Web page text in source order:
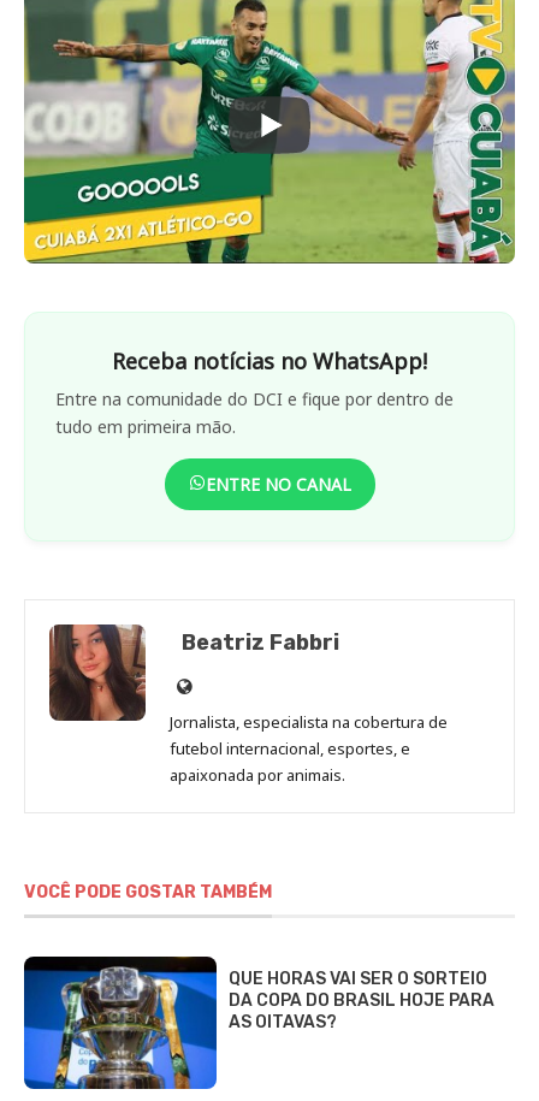
Receba notícias no WhatsApp!
Entre na comunidade do DCI e fique por dentro de
tudo em primeira mão.
ENTRE NO CANAL
Beatriz Fabbri
Site
de
Beatriz
Fabbri
Jornalista, especialista na cobertura de
futebol internacional, esportes, e
apaixonada por animais.
VOCÊ PODE GOSTAR TAMBÉM
QUE HORAS VAI SER O SORTEIO
DA COPA DO BRASIL HOJE PARA
AS OITAVAS?